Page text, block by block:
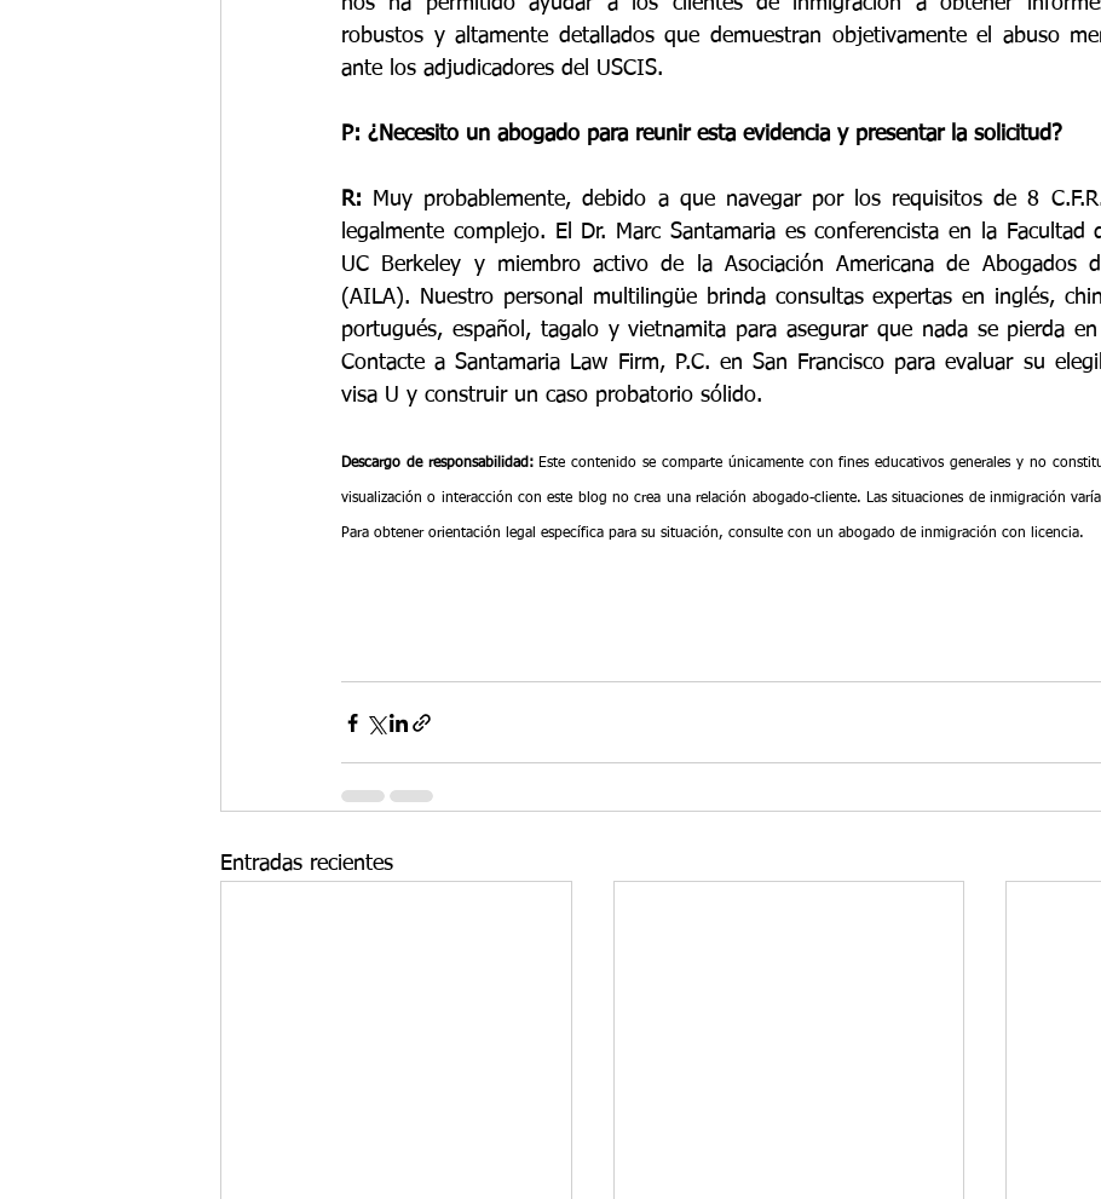
robustos y altamente detallados que demuestran objetivamente el abuso
ante los adjudicadores del USCIS.
P: ¿Necesito un abogado para reunir esta evidencia y presentar la solicitud?
R: Muy probablemente, debido a que navegar por los requisitos de 8
legalmente complejo. El Dr. Marc Santamaria es conferencista en la Facultad
UC Berkeley y miembro activo de la Asociación Americana de Abogados
(AILA). Nuestro personal multilingüe brinda consultas expertas en inglés,
portugués, español, tagalo y vietnamita para asegurar que nada se pierda
Contacte a Santamaria Law Firm, P.C. en San Francisco para evaluar su
visa U y construir un caso probatorio sólido.
Descargo de responsabilidad: Este contenido se comparte únicamente con fines educativos generales y no
visualización o interacción con este blog no crea una relación abogado-cliente. Las situaciones de inmigración
Para obtener orientación legal específica para su situación, consulte con un abogado de inmigración con licencia.
Entradas recientes